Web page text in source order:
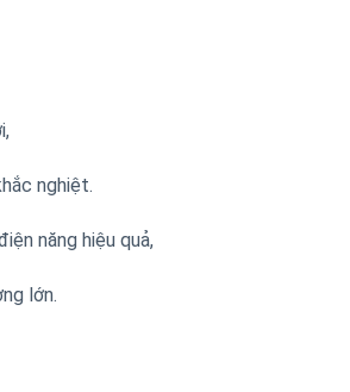
nghiệt.
năng hiệu quả,
lớn.